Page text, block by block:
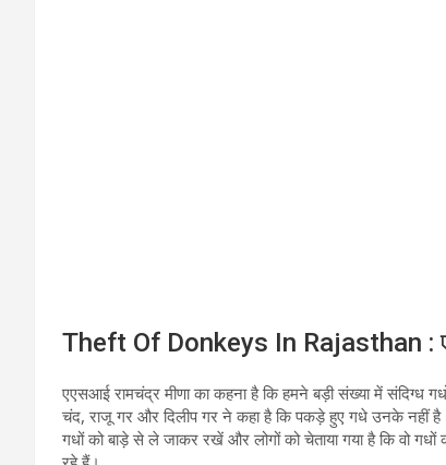
Theft Of Donkeys In Rajasthan :
एएसआई रामचंद्र मीणा का कहना है कि हमने बड़ी संख्या में संदिग्ध
चंद, राजू गर और दिलीप गर ने कहा है कि पकड़े हुए गधे उनके नहीं
गधों को बाड़े से ले जाकर रखें और लोगों को चेताया गया है कि वो